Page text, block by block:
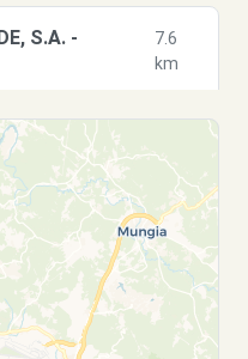
S.A. -
7.6
km
- Barakaldo
7.6
km